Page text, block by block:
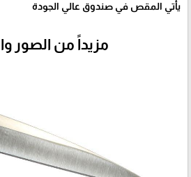
يأتي المقص في صندوق عالي الجودة
مزيداً من الصور